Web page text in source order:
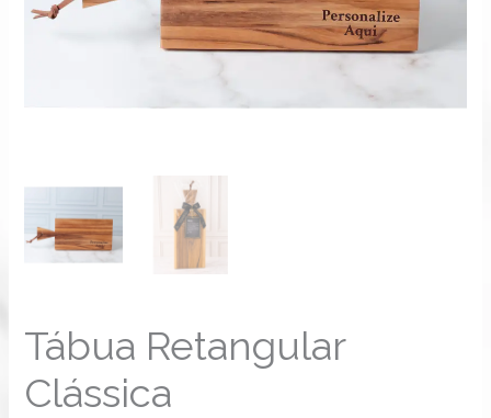
Tábua Retangular
Clássica